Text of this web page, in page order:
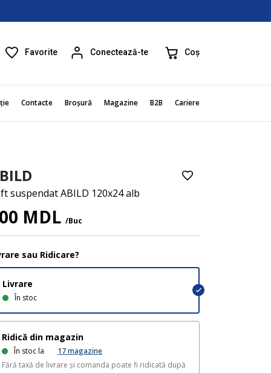
Favorite Conectează-te Coș
Contacte Broșură Magazine B2B Cariere
suspendat ABILD 120x24 alb
MDL /Buc
sau Ridicare?
Livrare
În stoc
Ridică din magazin
În stoc la 17magazine
Fără taxă de livrare și comanda poate fi ridicată după